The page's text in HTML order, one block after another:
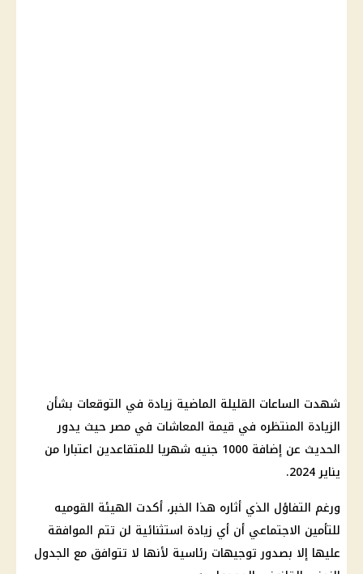
شهدت الساعات القليلة الماضية زيادة في التوقعات بشأن
الزيادة المنتظره في قيمة المعاشات في مصر حيث يدور
الحديث عن إضافة 1000 جنيه شهريا للمتقاعدين اعتبارا من
يناير 2024.
ورغم التفاؤل الذي أثاره هذا الخبر، أكدت الهيئة القوميه
للتأمين الاجتماعي أن أي زيادة استثنائية لن تتم الموافقة
عليها إلا بصدور توجيهات رئاسية لأنها لا تتوافق مع الجدول